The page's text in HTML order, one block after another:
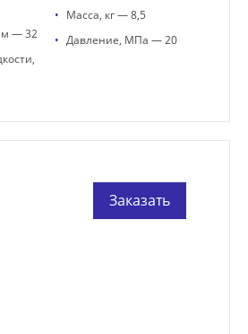
— 32
• Масса, кг — 8,5
• Давление, МПа — 20
Заказать